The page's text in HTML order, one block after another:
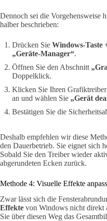
Dennoch sei die Vorgehensweise
halber beschrieben:
Drücken Sie Windows-Taste
„Geräte-Manager“.
Öffnen Sie den Abschnitt
Doppelklick.
Klicken Sie Ihren
an und wählen Sie „Gerät
Bestätigen Sie die
Deshalb empfehlen wir diese
den Dauerbetrieb. Sie eignet sich
Sobald Sie den Treiber wieder
abgerundeten Ecken zurück.
Methode 4: Visuelle Effekte
Zwar lässt sich die
Effekte von Windows nicht direkt
Sie über diesen Weg das